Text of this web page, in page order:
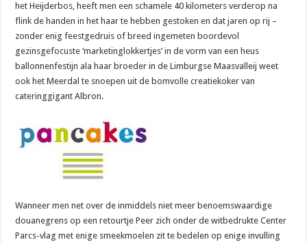
het Heijderbos, heeft men een schamele 40 kilometers verderop na
flink de handen in het haar te hebben gestoken en dat jaren op rij –
zonder enig feestgedruis of breed ingemeten boordevol
gezinsgefocuste ‘marketinglokkertjes’ in de vorm van een heus
ballonnenfestijn ala haar broeder in de Limburgse Maasvalleij weet
ook het Meerdal te snoepen uit de bomvolle creatiekoker van
cateringgigant Albron.
Wanneer men net over de inmiddels niet meer benoemswaardige
douanegrens op een retourtje Peer zich onder de witbedrukte Center
Parcs-vlag met enige smeekmoelen zit te bedelen op enige invulling